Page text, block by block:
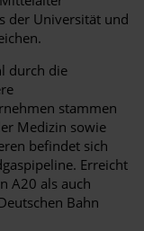
der Universität und
durch die
stammen
Medizin sowie
befindet sich
Erreicht
A20 als auch
Bahn